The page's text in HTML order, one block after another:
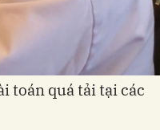
toán quá tải tại các